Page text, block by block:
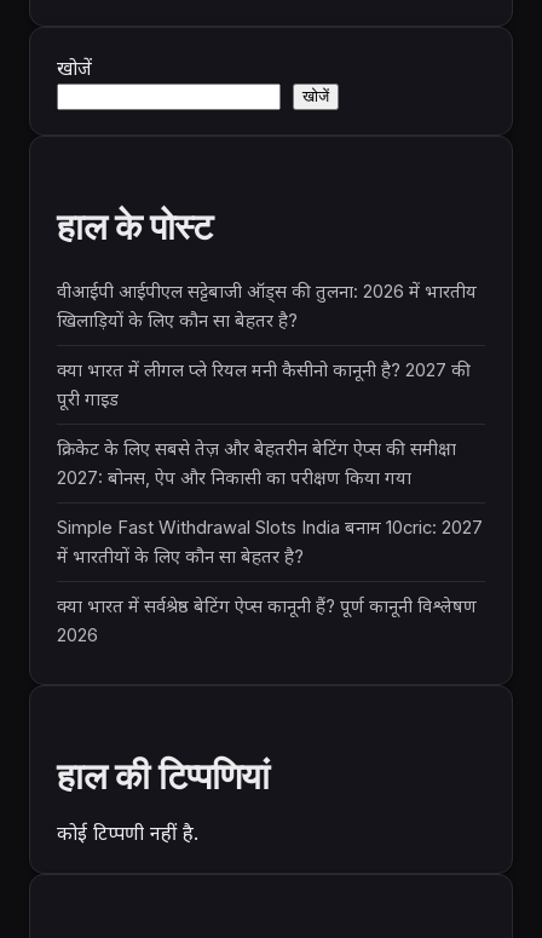
खोजें
खोजें
हाल के पोस्ट
वीआईपी आईपीएल सट्टेबाजी ऑड्स की तुलना: 2026 में भारतीय
खिलाड़ियों के लिए कौन सा बेहतर है?
क्या भारत में लीगल प्ले रियल मनी कैसीनो कानूनी है? 2027 की
पूरी गाइड
क्रिकेट के लिए सबसे तेज़ और बेहतरीन बेटिंग ऐप्स की समीक्षा
2027: बोनस, ऐप और निकासी का परीक्षण किया गया
Simple Fast Withdrawal Slots India बनाम 10cric: 2027
में भारतीयों के लिए कौन सा बेहतर है?
क्या भारत में सर्वश्रेष्ठ बेटिंग ऐप्स कानूनी हैं? पूर्ण कानूनी विश्लेषण
2026
हाल की टिप्पणियां
कोई टिप्पणी नहीं है.